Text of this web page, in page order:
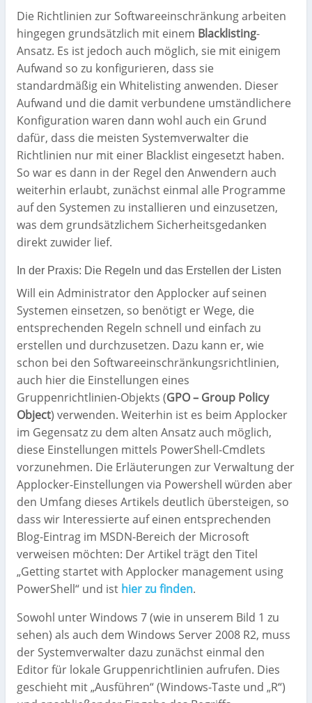
Die Richtlinien zur Softwareeinschränkung arbeiten
hingegen grundsätzlich mit einem Blacklisting-
Ansatz. Es ist jedoch auch möglich, sie mit einigem
Aufwand so zu konfigurieren, dass sie
standardmäßig ein Whitelisting anwenden. Dieser
Aufwand und die damit verbundene umständlichere
Konfiguration waren dann wohl auch ein Grund
dafür, dass die meisten Systemverwalter die
Richtlinien nur mit einer Blacklist eingesetzt haben.
So war es dann in der Regel den Anwendern auch
weiterhin erlaubt, zunächst einmal alle Programme
auf den Systemen zu installieren und einzusetzen,
was dem grundsätzlichem Sicherheitsgedanken
direkt zuwider lief.
In der Praxis: Die Regeln und das Erstellen der Listen
Will ein Administrator den Applocker auf seinen
Systemen einsetzen, so benötigt er Wege, die
entsprechenden Regeln schnell und einfach zu
erstellen und durchzusetzen. Dazu kann er, wie
schon bei den Softwareeinschränkungsrichtlinien,
auch hier die Einstellungen eines
Gruppenrichtlinien-Objekts (GPO – Group Policy
Object) verwenden. Weiterhin ist es beim Applocker
im Gegensatz zu dem alten Ansatz auch möglich,
diese Einstellungen mittels PowerShell-Cmdlets
vorzunehmen. Die Erläuterungen zur Verwaltung der
Applocker-Einstellungen via Powershell würden aber
den Umfang dieses Artikels deutlich übersteigen, so
dass wir Interessierte auf einen entsprechenden
Blog-Eintrag im MSDN-Bereich der Microsoft
verweisen möchten: Der Artikel trägt den Titel
„Getting startet with Applocker management using
PowerShell“ und ist hier zu finden.
Sowohl unter Windows 7 (wie in unserem Bild 1 zu
sehen) als auch dem Windows Server 2008 R2, muss
der Systemverwalter dazu zunächst einmal den
Editor für lokale Gruppenrichtlinien aufrufen. Dies
geschieht mit „Ausführen“ (Windows-Taste und „R“)